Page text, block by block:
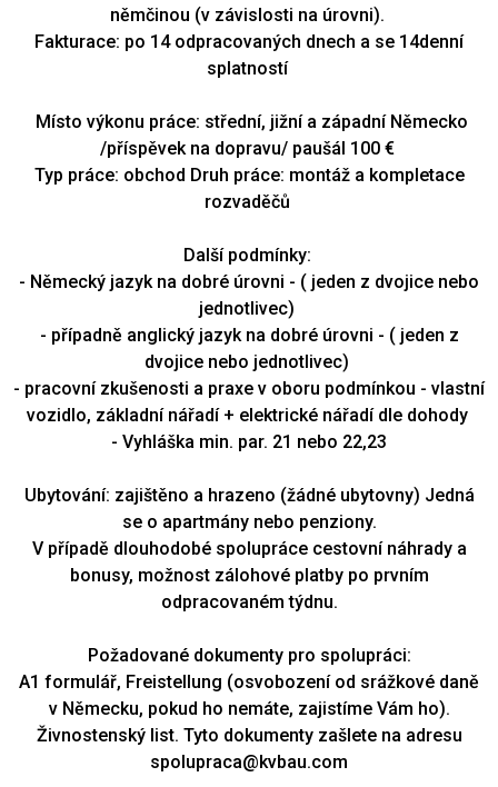
němčinou (v závislosti na úrovni).
Fakturace: po 14 odpracovaných dnech a se 14denní
splatností
Místo výkonu práce: střední, jižní a západní Německo
/příspěvek na dopravu/ paušál 100 €
Typ práce: obchod Druh práce: montáž a kompletace
rozvaděčů
Další podmínky:
- Německý jazyk na dobré úrovni - ( jeden z dvojice nebo
jednotlivec)
- případně anglický jazyk na dobré úrovni - ( jeden z
dvojice nebo jednotlivec)
- pracovní zkušenosti a praxe v oboru podmínkou - vlastní
vozidlo, základní nářadí + elektrické nářadí dle dohody
- Vyhláška min. par. 21 nebo 22,23
Ubytování: zajištěno a hrazeno (žádné ubytovny) Jedná
se o apartmány nebo penziony.
V případě dlouhodobé spolupráce cestovní náhrady a
bonusy, možnost zálohové platby po prvním
odpracovaném týdnu.
Požadované dokumenty pro spolupráci:
A1 formulář, Freistellung (osvobození od srážkové daně
v Německu, pokud ho nemáte, zajistíme Vám ho).
Živnostenský list. Tyto dokumenty zašlete na adresu
spolupraca@kvbau.com